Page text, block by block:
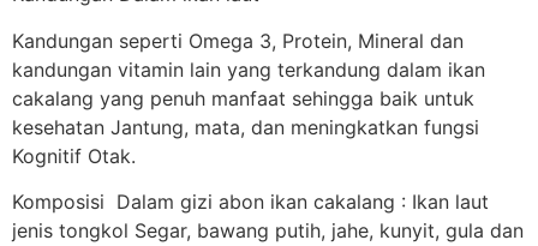
Kandungan seperti Omega 3, Protein, Mineral dan
kandungan vitamin lain yang terkandung dalam ikan
cakalang yang penuh manfaat sehingga baik untuk
kesehatan Jantung, mata, dan meningkatkan fungsi
Kognitif Otak.
Komposisi Dalam gizi abon ikan cakalang : Ikan laut
jenis tongkol Segar, bawang putih, jahe, kunyit, gula dan